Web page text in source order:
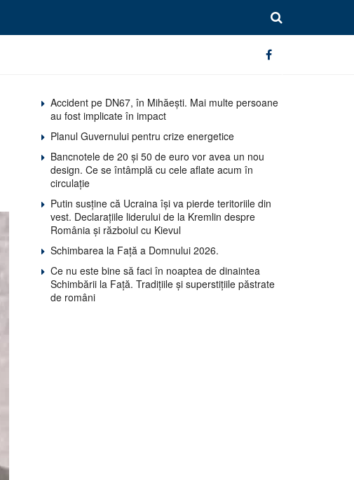
Accident pe DN67, în Mihăești. Mai multe persoane
au fost implicate în impact
Planul Guvernului pentru crize energetice
Bancnotele de 20 și 50 de euro vor avea un nou
design. Ce se întâmplă cu cele aflate acum în
circulație
Putin susține că Ucraina își va pierde teritoriile din
vest. Declarațiile liderului de la Kremlin despre
România și războiul cu Kievul
Schimbarea la Față a Domnului 2026.
Ce nu este bine să faci în noaptea de dinaintea
Schimbării la Față. Tradițiile și superstițiile păstrate
de români